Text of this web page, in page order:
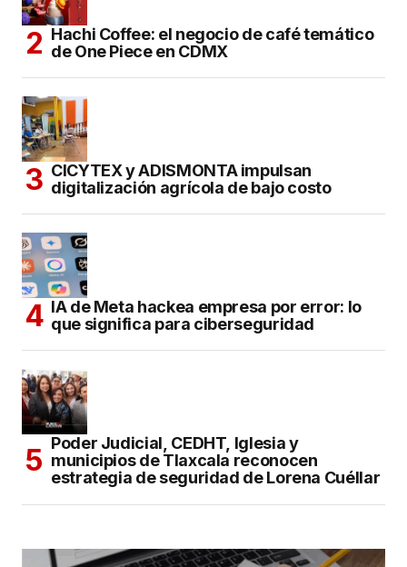
Hachi Coffee: el negocio de café temático
de One Piece en CDMX
CICYTEX y ADISMONTA impulsan
digitalización agrícola de bajo costo
IA de Meta hackea empresa por error: lo
que significa para ciberseguridad
Poder Judicial, CEDHT, Iglesia y
municipios de Tlaxcala reconocen
estrategia de seguridad de Lorena Cuéllar